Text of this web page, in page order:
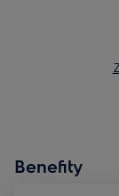
Benefity